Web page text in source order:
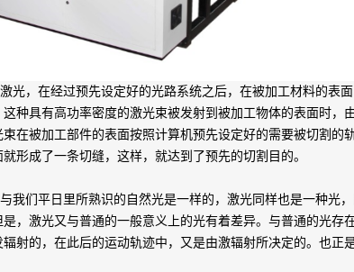
，在经过预先设定好的光路系统之后，在被加工材料的表
种具有高功率密度的激光束被发射到被加工物体的表面时，
在被加工部件的表面按照计算机预先设定好的需要被切割的
形成了一条切缝，这样，就达到了预先的切割目的。
们平日里所熟识的自然光是一样的，激光同样也是一种光
，激光又与普通的一般意义上的光有着差异。与普通的光存
射的，在此后的运动轨迹中，又是由激辐射所决定的。也正